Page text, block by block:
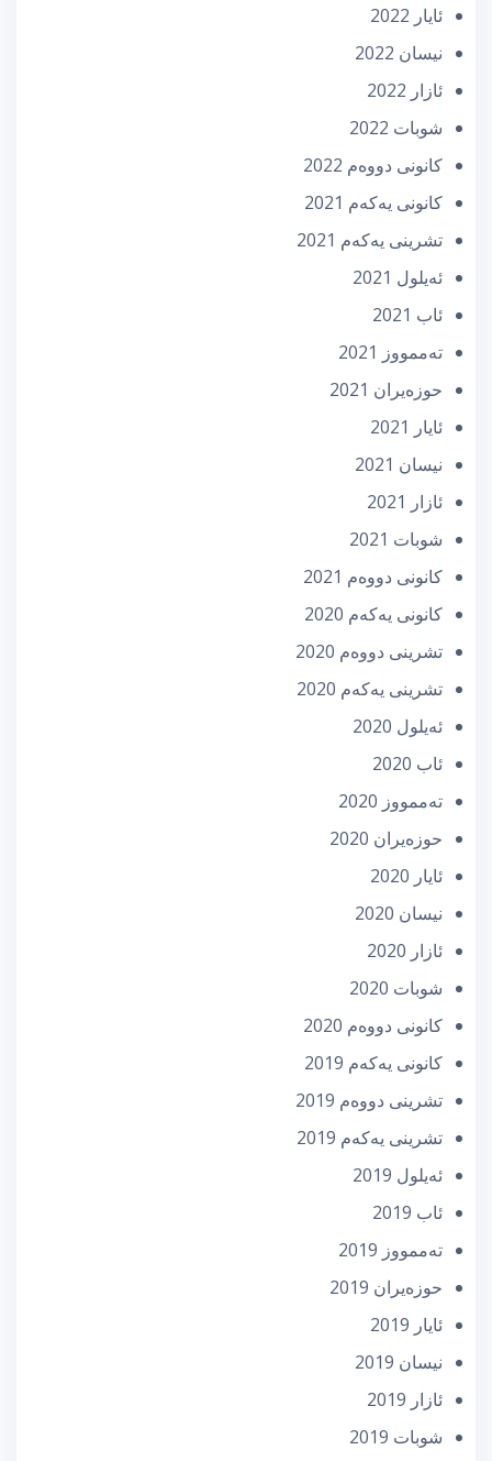
ئایار 2022
نیسان 2022
ئازار 2022
شوبات 2022
كانونی دووه‌م 2022
كانونی یه‌كه‌م 2021
تشرینی یه‌كه‌م 2021
ئه‌یلول 2021
ئاب 2021
تەممووز 2021
حوزه‌یران 2021
ئایار 2021
نیسان 2021
ئازار 2021
شوبات 2021
كانونی دووه‌م 2021
كانونی یه‌كه‌م 2020
تشرینی دووه‌م 2020
تشرینی یه‌كه‌م 2020
ئه‌یلول 2020
ئاب 2020
تەممووز 2020
حوزه‌یران 2020
ئایار 2020
نیسان 2020
ئازار 2020
شوبات 2020
كانونی دووه‌م 2020
كانونی یه‌كه‌م 2019
تشرینی دووه‌م 2019
تشرینی یه‌كه‌م 2019
ئه‌یلول 2019
ئاب 2019
تەممووز 2019
حوزه‌یران 2019
ئایار 2019
نیسان 2019
ئازار 2019
شوبات 2019